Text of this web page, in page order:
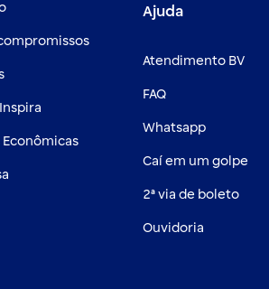
Econômicas
Ajuda
Atendimento BV
FAQ
Whatsapp
Caí em um golpe
2ª via de boleto
Ouvidoria